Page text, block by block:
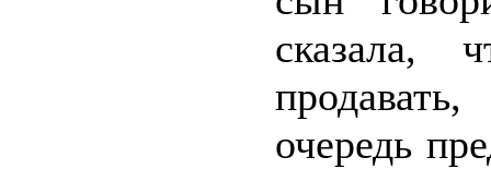
сказала,
очередь